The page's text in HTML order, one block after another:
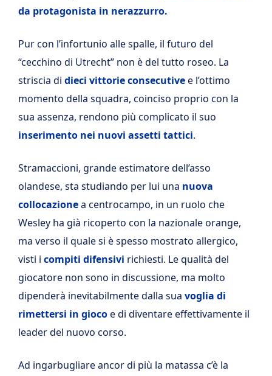
da protagonista in nerazzurro.
Pur con l’infortunio alle spalle, il futuro del
“cecchino di Utrecht” non è del tutto roseo. La
striscia di dieci vittorie consecutivee l’ottimo
momento della squadra, coinciso proprio con la
sua assenza, rendono più complicato il suo
inserimento nei nuovi assetti tattici.
Stramaccioni, grande estimatore dell’asso
olandese, sta studiando per lui una nuova
collocazionea centrocampo, in un ruolo che
Wesley ha già ricoperto con la nazionale orange,
ma verso il quale si è spesso mostrato allergico,
visti i compiti difensivi richiesti. Le qualità del
giocatore non sono in discussione, ma molto
dipenderà inevitabilmente dalla sua voglia di
rimettersi in giocoe di diventare effettivamente il
leader del nuovo corso.
Ad ingarbugliare ancor di più la matassa c’è la